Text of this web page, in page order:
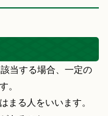
当する場合、一定の
。
まる人をいいます。